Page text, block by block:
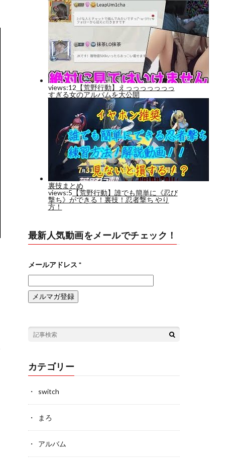
最新人気動画をメールでチェック！
メールアドレス *
カテゴリー
switch
まろ
アルバム